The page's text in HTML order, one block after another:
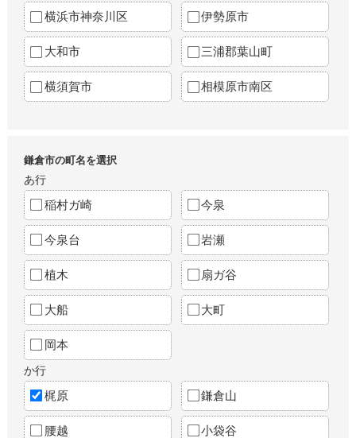
横浜市神奈川区 伊勢原市
大和市 三浦郡葉山町
横須賀市 相模原市南区
鎌倉市の町名を選択
あ行
稲村ガ崎 今泉
今泉台 岩瀬
植木 扇ガ谷
大船 大町
岡本
か行
梶原 鎌倉山
腰越 小袋谷